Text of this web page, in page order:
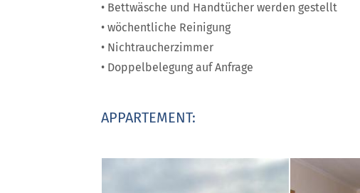
• Bettwäsche und Handtücher werden gestellt
• wöchentliche Reinigung
• Nichtraucherzimmer
• Doppelbelegung auf Anfrage
APPARTEMENT: